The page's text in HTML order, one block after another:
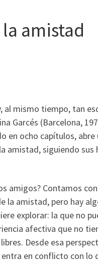
la amistad
al mismo tiempo, tan
Garcés (Barcelona,
en ocho capítulos, abre
amistad, siguiendo sus
amigos? Contamos con
la amistad, pero hay
explorar: la que no
afectiva que no
Desde esa
en conflicto con lo